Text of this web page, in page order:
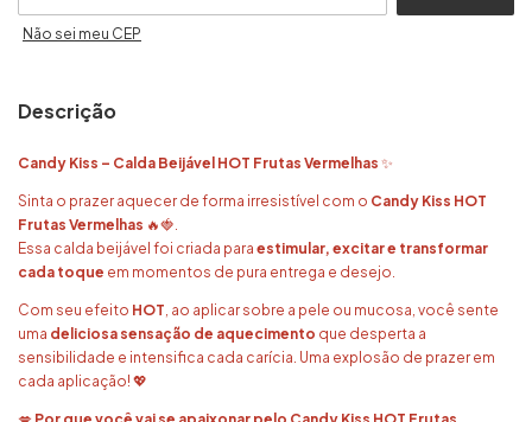
Não sei meu CEP
Descrição
Candy Kiss – Calda Beijável HOT Frutas Vermelhas ✨
Sinta o prazer aquecer de forma irresistível com o Candy Kiss HOT
Frutas Vermelhas 🔥🍓.
Essa calda beijável foi criada para estimular, excitar e transformar
cada toque em momentos de pura entrega e desejo.
Com seu efeito HOT, ao aplicar sobre a pele ou mucosa, você sente
uma deliciosa sensação de aquecimento que desperta a
sensibilidade e intensifica cada carícia. Uma explosão de prazer em
cada aplicação! 💖